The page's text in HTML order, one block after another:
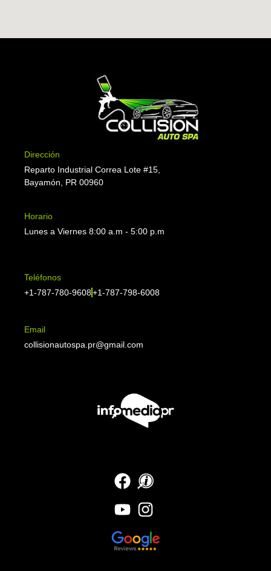
Dirección
Reparto Industrial Correa Lote #15,
Bayamón, PR 00960
Horario
Lunes a Viernes 8:00 a.m - 5:00 p.m
Teléfonos
+1-787-780-9608+1-787-798-6008
Email
collisionautospa.pr@gmail.com